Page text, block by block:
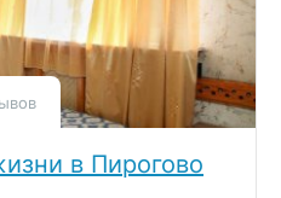
в Пирогово